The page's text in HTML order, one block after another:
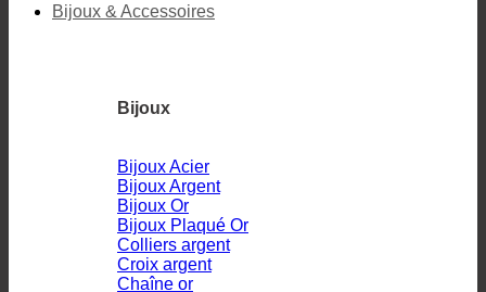
Bijoux & Accessoires
Bijoux
Bijoux Acier
Bijoux Argent
Bijoux Or
Bijoux Plaqué Or
Colliers argent
Croix argent
Chaîne or